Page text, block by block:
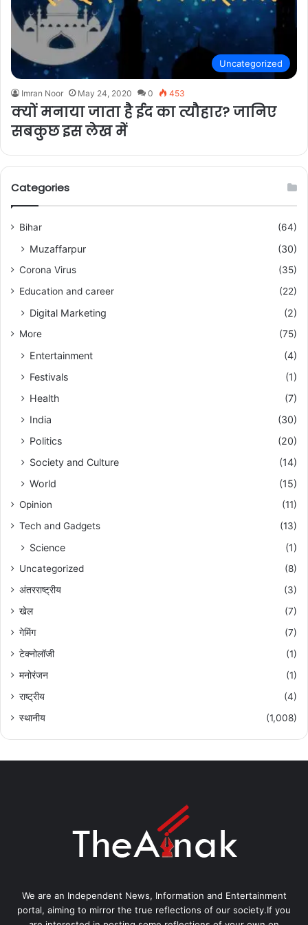
Uncategorized
Imran Noor May 24, 2020 0 453
क्यों मनाया जाता है ईद का त्यौहार? जानिए
सबकुछ इस लेख में
Categories
Bihar (64)
Muzaffarpur (30)
Corona Virus
(35)
Education and career
(22)
Digital Marketing (2)
More (75)
Entertainment
(4)
Festivals
(1)
Health
(7)
India
(30)
Politics
(20)
Society and Culture
(14)
World
(15)
Opinion
(11)
Tech and Gadgets
(13)
Science (1)
Uncategorized
(8)
अंतरराष्ट्रीय
(3)
खेल
(7)
गेमिंग
(7)
टेक्नोलॉजी
(1)
मनोरंजन
(1)
राष्ट्रीय
(4)
स्थानीय
(1,008)
We are an Independent News, Information and Entertainment
portal, aiming to mirror the true reflections of our society.If you